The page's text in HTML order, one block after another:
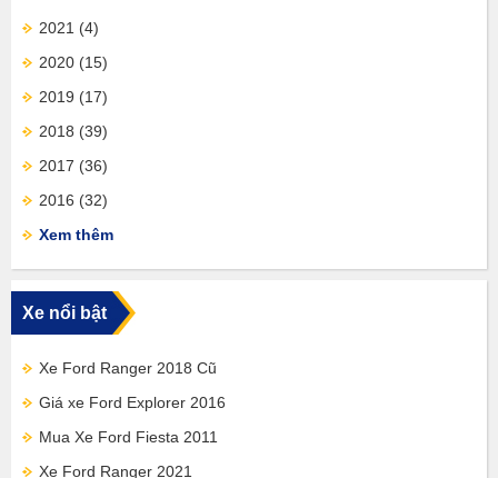
2021 (4)
2020 (15)
2019 (17)
2018 (39)
2017 (36)
2016 (32)
Xem thêm
Xe nổi bật
Xe Ford Ranger 2018 Cũ
Giá xe Ford Explorer 2016
Mua Xe Ford Fiesta 2011
Xe Ford Ranger 2021